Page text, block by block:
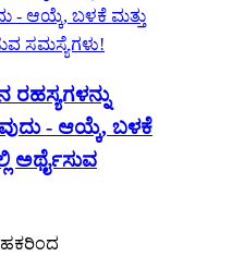
ರಹಸ್ಯಗಳನ್ನು
- ಆಯ್ಕೆ, ಬಳಕೆ
ಅರ್ಥೈಸುವ